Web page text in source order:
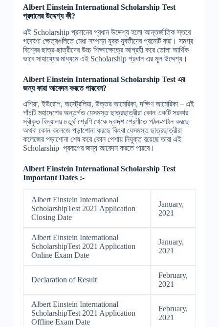
Albert Einstein International Scholarship Test
প্রদানের উদ্দেশ্য কী?
এই Scholarship প্রদানের প্রধান উদ্দেশ্য হলো আন্তর্জাতিক স্তরে
গবেষণা ক্ষেত্রগুলিতে মেধা সম্পন্ন যুবক যুবতীদের প্রমোট করা। সমগ্র
বিশ্বের ছাত্র-ছাত্রীদের উচ্চ শিক্ষাক্ষেত্রে আগ্রহী করে তোলা আর্থিক
ভাবে সাহায্যের মাধ্যমে এই Scholarship প্রধান এর মূল উদ্দেশ্য।
Albert Einstein International Scholarship Test এর
জন্য কারা আবেদন করতে পারবেন?
এশিয়া, ইউরোপ, অস্ট্রেলিয়া, উত্তর আমেরিকা, দক্ষিণ আমেরিকা – এই
পাঁচটি মহাদেশের অন্তর্গত যেসমস্ত ছাত্রছাত্রীরা কোন একটি সরকার
স্বীকৃত বিদ্যালয় চতুর্থ শ্রেণি থেকে দ্বাদশ শ্রেণীতে পঠন-পাঠন করছে
অথবা কোন কলেজে পড়াশোনা করছে কিংবা যেসমস্ত ছাত্রছাত্রীরা
কলেজের পড়াশোনা শেষ করে কোন পেশায় নিযুক্ত রয়েছে তারা এই
Scholarship প্রকল্পের জন্য আবেদন করতে পারবে।
Albert Einstein International Scholarship Test
Important Dates :-
Albert Einstein International
ScholarshipTest 2021 Application
Closing Date
January,
2021
Albert Einstein International
ScholarshipTest 2021 Application
Online Exam Date
January,
2021
Declaration of Result
February,
2021
Albert Einstein International
ScholarshipTest 2021 Application
Offline Exam Date
February,
2021